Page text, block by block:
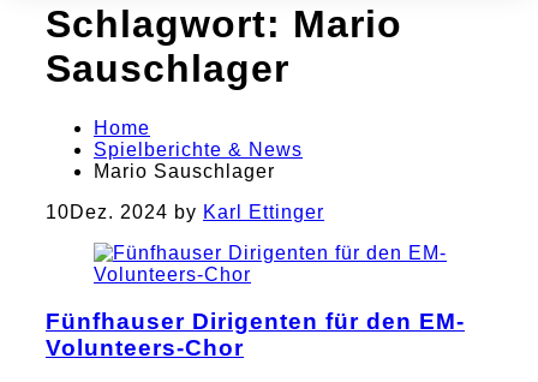
Schlagwort: Mario
Sauschlager
Home
Spielberichte & News
Mario Sauschlager
10Dez. 2024 by Karl Ettinger
Fünfhauser Dirigenten für den EM-
Volunteers-Chor